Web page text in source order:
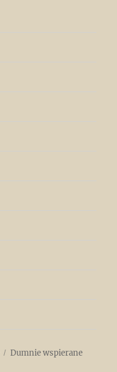
Dumnie wspierane